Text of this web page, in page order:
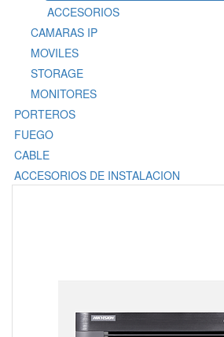
ACCESORIOS
CAMARAS IP
MOVILES
STORAGE
MONITORES
PORTEROS
FUEGO
CABLE
ACCESORIOS DE INSTALACION